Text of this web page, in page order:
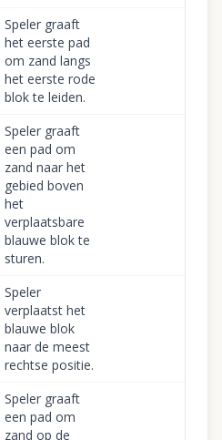
Speler graaft
het eerste pad
om zand langs
het eerste rode
blok te leiden.
Speler graaft
een pad om
zand naar het
gebied boven
het
verplaatsbare
blauwe blok te
sturen.
Speler
verplaatst het
blauwe blok
naar de meest
rechtse positie.
Speler graaft
een pad om
zand op de